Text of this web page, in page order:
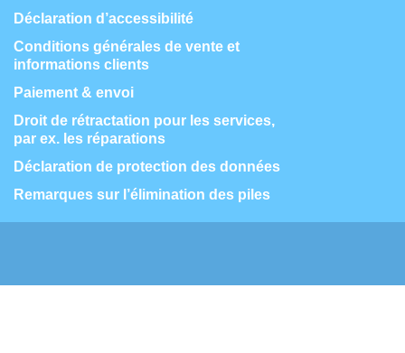
Déclaration d’accessibilité
Conditions générales de vente et
informations clients
Paiement & envoi
Droit de rétractation pour les services,
par ex. les réparations
Déclaration de protection des données
Remarques sur l’élimination des piles